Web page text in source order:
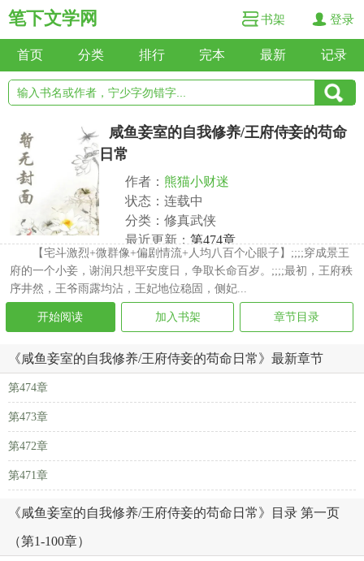
笔下文学网 书架 登录
首页 分类 排行 完本 最新 记录
咸鱼妾室的自我修养/王府侍妾的苟命
日常
作者： 熊猫小财迷
状态：连载中
分类：修真武侠
最近更新： 第474章
更新时间：2026-07-13 14:49:51
【宅斗激烈+微群像+偏剧情流+人均八百个心眼子】;;;;穿成景王
府的一个小妾，谢润只想平安度日，争取长命百岁。;;;;最初，王府秩
序井然，王爷雨露均沾，王妃地位稳固，侧妃...
开始阅读 加入书架 章节目录
《咸鱼妾室的自我修养/王府侍妾的苟命日常》最新章节
第474章
第473章
第472章
第471章
《咸鱼妾室的自我修养/王府侍妾的苟命日常》目录 第一页
（第1-100章）